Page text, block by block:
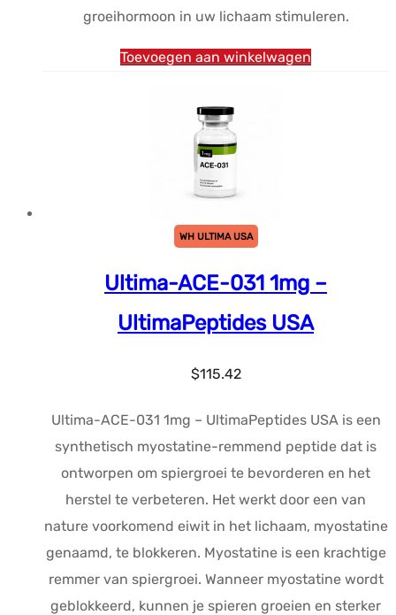
groeihormoon in uw lichaam stimuleren.
Toevoegen aan winkelwagen
WH ULTIMA USA
Ultima-ACE-031 1mg –
UltimaPeptides USA
$115.42
Ultima-ACE-031 1mg – UltimaPeptides USA is een
synthetisch myostatine-remmend peptide dat is
ontworpen om spiergroei te bevorderen en het
herstel te verbeteren. Het werkt door een van
nature voorkomend eiwit in het lichaam, myostatine
genaamd, te blokkeren. Myostatine is een krachtige
remmer van spiergroei. Wanneer myostatine wordt
geblokkeerd, kunnen je spieren groeien en sterker